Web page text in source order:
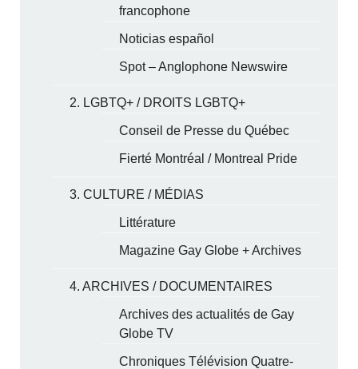
francophone
Noticias español
Spot – Anglophone Newswire
2. LGBTQ+ / DROITS LGBTQ+
Conseil de Presse du Québec
Fierté Montréal / Montreal Pride
3. CULTURE / MÉDIAS
Littérature
Magazine Gay Globe + Archives
4. ARCHIVES / DOCUMENTAIRES
Archives des actualités de Gay
Globe TV
Chroniques Télévision Quatre-